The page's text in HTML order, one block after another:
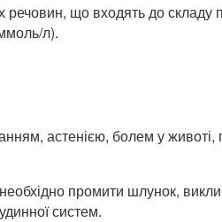
що входять до складу
л).
астенією, болем у
необхідно промити шлунок,
систем.